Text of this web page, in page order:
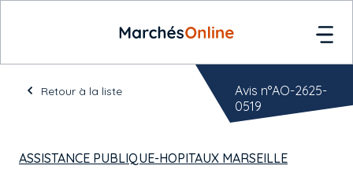
Retour à la liste
ASSISTANCE PUBLIQUE-HOPITAUX MARSEILLE
Avis n°AO-2625-
0519